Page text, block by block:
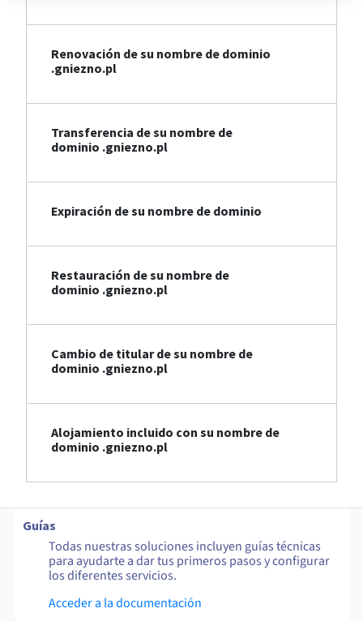
Renovación de su nombre de dominio
.gniezno.pl
Transferencia de su nombre de
dominio .gniezno.pl
Expiración de su nombre de dominio
Restauración de su nombre de
dominio .gniezno.pl
Cambio de titular de su nombre de
dominio .gniezno.pl
Alojamiento incluido con su nombre de
dominio .gniezno.pl
Guías
Todas nuestras soluciones incluyen guías técnicas
para ayudarte a dar tus primeros pasos y configurar
los diferentes servicios.
Acceder a la documentación